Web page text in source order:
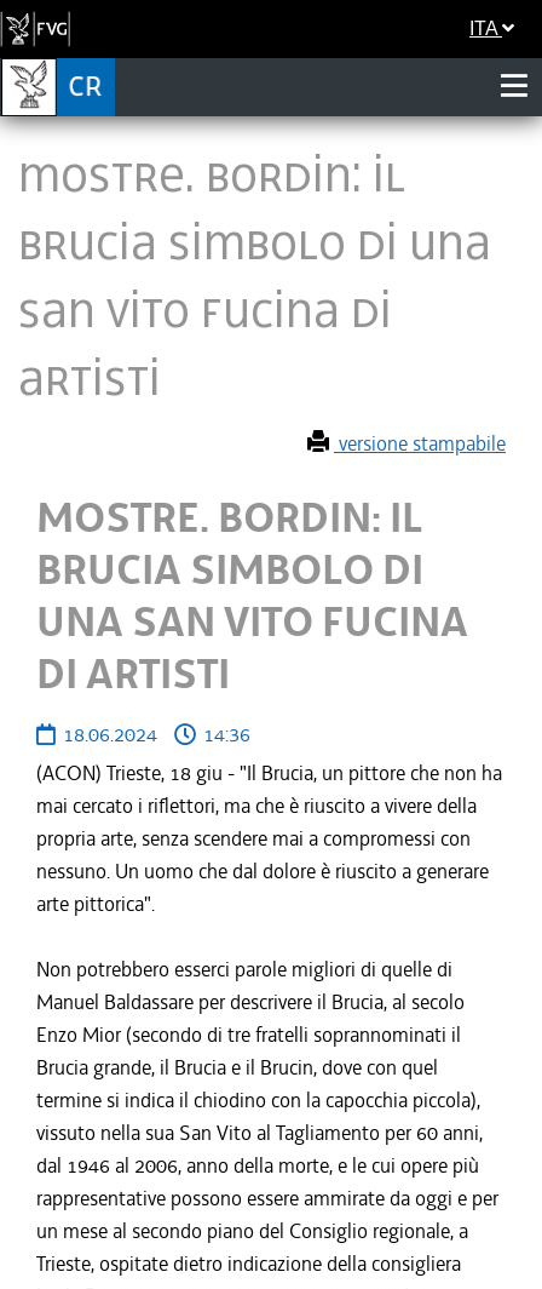
ITA
MOSTRE. BORDIN: IL
BRUCIA SIMBOLO DI UNA
SAN VITO FUCINA DI
ARTISTI
versione stampabile
MOSTRE. BORDIN: IL
BRUCIA SIMBOLO DI
UNA SAN VITO FUCINA
DI ARTISTI
18.06.2024
14:36
(ACON) Trieste, 18 giu - "Il Brucia, un pittore che non ha
mai cercato i riflettori, ma che è riuscito a vivere della
propria arte, senza scendere mai a compromessi con
nessuno. Un uomo che dal dolore è riuscito a generare
arte pittorica".
Non potrebbero esserci parole migliori di quelle di
Manuel Baldassare per descrivere il Brucia, al secolo
Enzo Mior (secondo di tre fratelli soprannominati il
Brucia grande, il Brucia e il Brucin, dove con quel
termine si indica il chiodino con la capocchia piccola),
vissuto nella sua San Vito al Tagliamento per 60 anni,
dal 1946 al 2006, anno della morte, e le cui opere più
rappresentative possono essere ammirate da oggi e per
un mese al secondo piano del Consiglio regionale, a
Trieste, ospitate dietro indicazione della consigliera